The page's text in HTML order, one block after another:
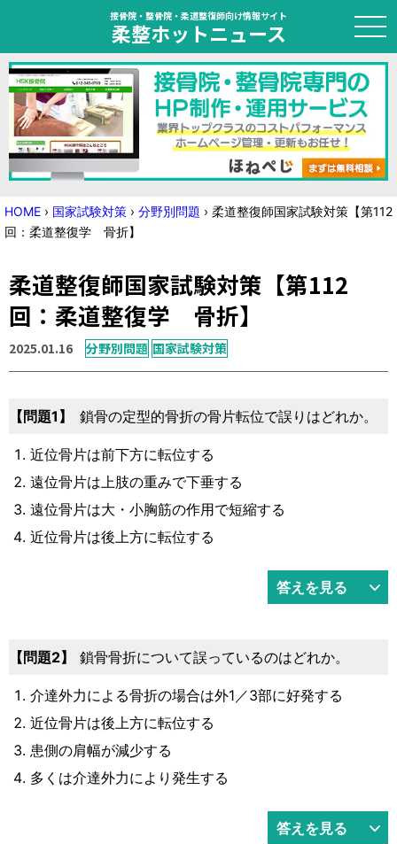
接骨院・整骨院・柔道整復師向け情報サイト
柔整ホットニュース
HOME
トピック
ニュース
国家試験対策
学会・セミナー情報
HOME › 国家試験対策 › 分野別問題 › 柔道整復師国家試験対策【第112
回：柔道整復学 骨折】
柔道整復師国家試験対策【第112
回：柔道整復学 骨折】
2025.01.16 分野別問題 国家試験対策
問題1 鎖骨の定型的骨折の骨片転位で誤りはどれか。
近位骨片は前下方に転位する
遠位骨片は上肢の重みで下垂する
遠位骨片は大・小胸筋の作用で短縮する
近位骨片は後上方に転位する
答えを見る
問題2 鎖骨骨折について誤っているのはどれか。
介達外力による骨折の場合は外1／3部に好発する
近位骨片は後上方に転位する
患側の肩幅が減少する
多くは介達外力により発生する
答えを見る